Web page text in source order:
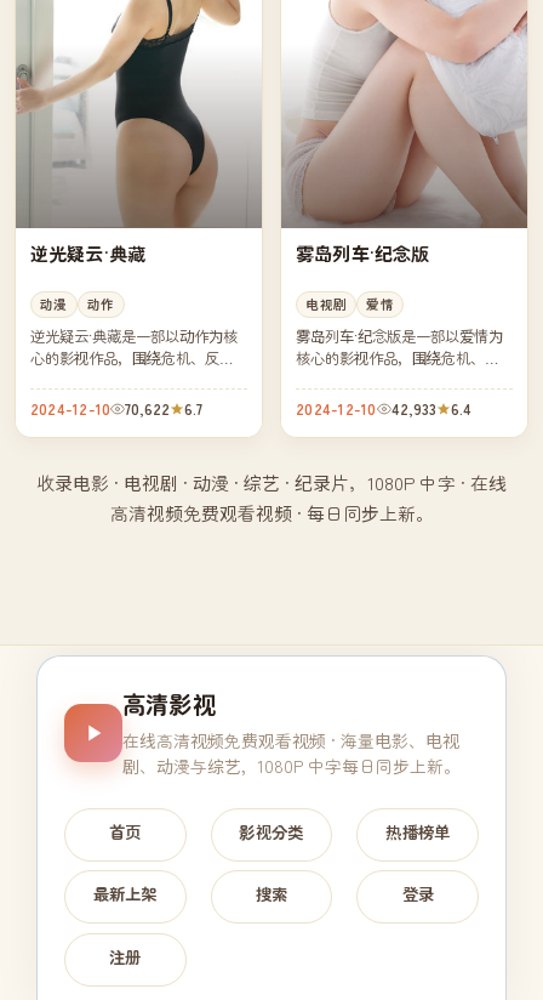
逆光疑云·典藏
动漫 动作
逆光疑云·典藏是一部以动作为核
心的影视作品，围绕危机、反转
凑，值得推荐观看。
2024-12-10 70,622 6.7
雾岛列车·纪念版
电视剧 爱情
雾岛列车·纪念版是一部以爱情为
核心的影视作品，围绕危机、反
凑，值得推荐观看。
2024-12-10 42,933 6.4
收录电影 · 电视剧 · 动漫 · 综艺 · 纪录片，1080P 中字 · 在线
高清视频免费观看视频 · 每日同步上新。
高清影视
在线高清视频免费观看视频 · 海量电影、电视
剧、动漫与综艺，1080P 中字每日同步上新。
首页 影视分类 热播榜单
最新上架 搜索 登录
注册